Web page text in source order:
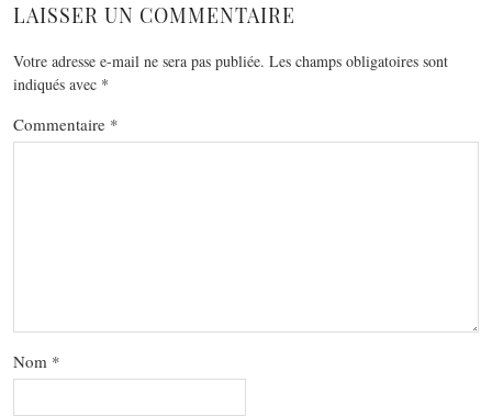
LAISSER UN COMMENTAIRE
Votre adresse e-mail ne sera pas publiée. Les champs obligatoires sont
indiqués avec *
Commentaire *
Nom *